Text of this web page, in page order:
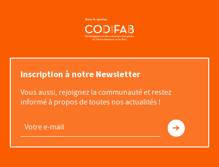
Inscription à notre Newsletter
Vous aussi, rejoignez la communauté et restez
informé à propos de toutes nos actualités !